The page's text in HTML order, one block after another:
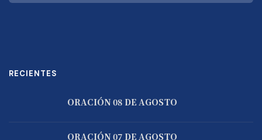
RECIENTES
ORACIÓN 08 DE AGOSTO
ORACIÓN 07 DE AGOSTO